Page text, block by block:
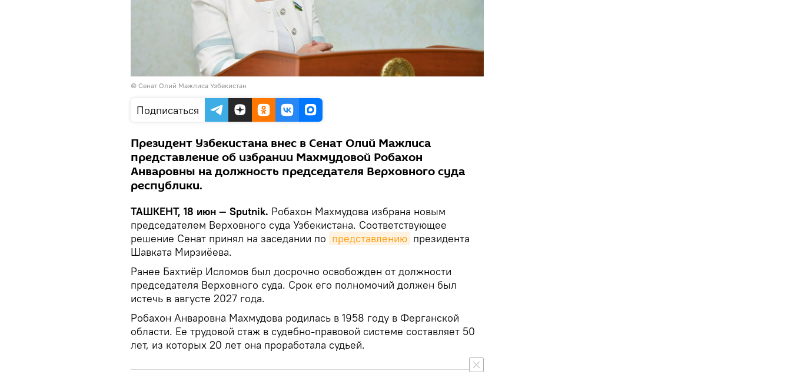
© Сенат Олий Мажлиса Узбекистан
Подписаться
Президент Узбекистана внес в Сенат Олий Мажлиса
представление об избрании Махмудовой Робахон
Анваровны на должность председателя Верховного суда
республики.
ТАШКЕНТ, 18 июн — Sputnik. Робахон Махмудова избрана новым
председателем Верховного суда Узбекистана. Соответствующее
решение Сенат принял на заседании по представлению президента
Шавката Мирзиёева.
Ранее Бахтиёр Исломов был досрочно освобожден от должности
председателя Верховного суда. Срок его полномочий должен был
истечь в августе 2027 года.
Робахон Анваровна Махмудова родилась в 1958 году в Ферганской
области. Ее трудовой стаж в судебно-правовой системе составляет 50
лет, из которых 20 лет она проработала судьей.